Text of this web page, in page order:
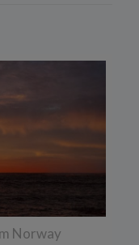
Norway